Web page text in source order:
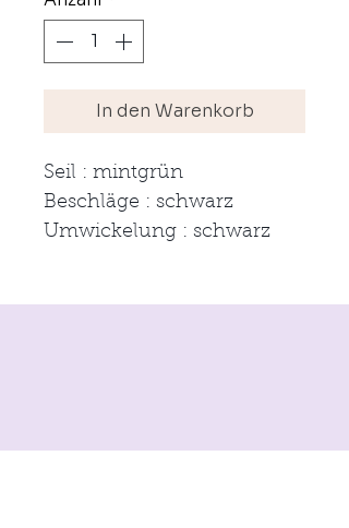
In den Warenkorb
Seil : mintgrün
Beschläge : schwarz
Umwickelung : schwarz